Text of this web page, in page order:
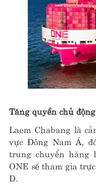
Tăng quyền chủ
Laem Chabang là
vực Đông Nam Á,
trung chuyển hàng
ONE sẽ tham gia
D.